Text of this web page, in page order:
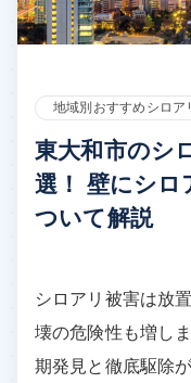
地域別おすすめシロア
東大和市のシ
選！ 壁にシロ
ついて解説
シロアリ被害は放
壊の危険性も増し
期発見と徹底駆除